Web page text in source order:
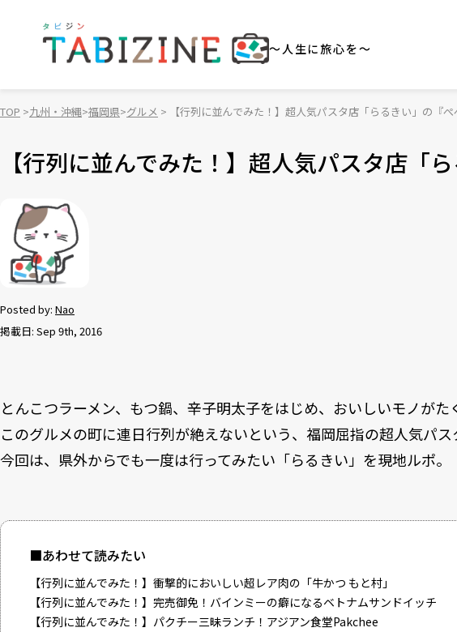
～人生に旅心を～
TOP 九州・沖縄 福岡県 グルメ 【行列に並んでみた！】超人気パスタ店「らるきい」の『ぺ
【行列に並んでみた！】超人気パスタ店「
Posted by: Nao
掲載日: Sep 9th, 2016
とんこつラーメン、もつ鍋、辛子明太子をはじめ、おいしいモノがた
このグルメの町に連日行列が絶えないという、福岡屈指の超人気パス
今回は、県外からでも一度は行ってみたい「らるきい」を現地ルポ。
■あわせて読みたい
【行列に並んでみた！】衝撃的においしい超レア肉の「牛かつ もと村」
【行列に並んでみた！】完売御免！バインミーの癖になるベトナムサンドイッチ
【行列に並んでみた！】パクチー三昧ランチ！アジアン食堂Pakchee